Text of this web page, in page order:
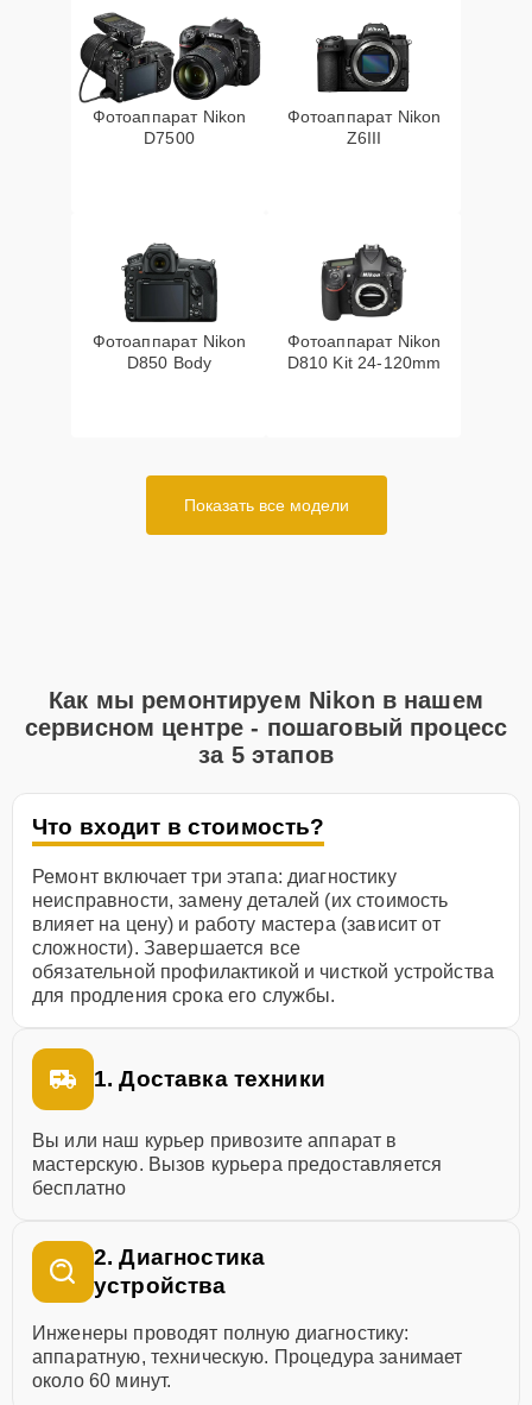
Фотоаппарат Nikon
D7500
Фотоаппарат Nikon
Z6III
Фотоаппарат Nikon
D850 Body
Фотоаппарат Nikon
D810 Kit 24-120mm
Показать все модели
Как мы ремонтируем Nikon в нашем
сервисном центре - пошаговый процесс
за 5 этапов
Что входит в стоимость?
Ремонт включает три этапа: диагностику
неисправности, замену деталей (их стоимость
влияет на цену) и работу мастера (зависит от
сложности). Завершается все
обязательной профилактикой и чисткой устройства
для продления срока его службы.
1. Доставка техники
Вы или наш курьер привозите аппарат в
мастерскую. Вызов курьера предоставляется
бесплатно
2. Диагностика
устройства
Инженеры проводят полную диагностику:
аппаратную, техническую. Процедура занимает
около 60 минут.